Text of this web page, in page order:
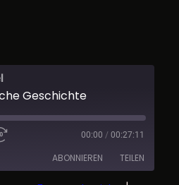
Geschichte
00:00 / 00:27:11
ABONNIEREN TEILEN